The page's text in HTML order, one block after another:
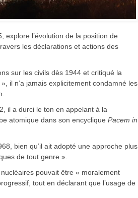
explore l’évolution de la position de
les déclarations et actions des
sur les civils dès 1944 et critiqué la
il n’a jamais explicitement condamné les
il a durci le ton en appelant à la
atomique dans son encyclique Pacem in
bien qu’il ait adopté une approche plus
de tout genre ».
pouvait être « moralement
tout en déclarant que l’usage de